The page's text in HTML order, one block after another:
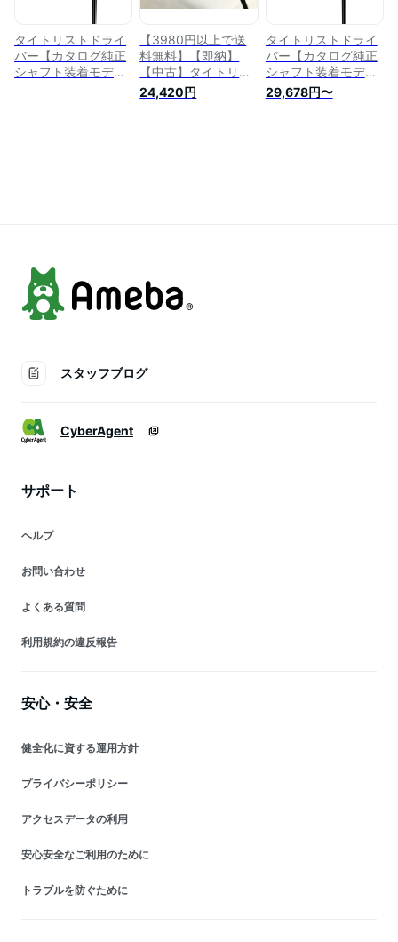
タイトリストドライ
バー【カタログ純正
シャフト装着モデ
【3980円以上で送
料無料】【即納】
【中古】タイトリス
ト TSi3 ドライバー
2021 (日本仕様)
24,420円
タイトリストドライ
バー【カタログ純正
シャフト装着モデ
ル】
TSI3TSP322S10ブ
29,678円〜
スタッフブログ
CyberAgent
サポート
ヘルプ
お問い合わせ
よくある質問
利用規約の違反報告
安心・安全
健全化に資する運用方針
プライバシーポリシー
アクセスデータの利用
安心安全なご利用のために
トラブルを防ぐために